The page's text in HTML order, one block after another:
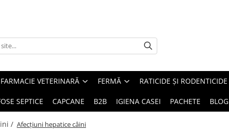
FARMACIE VETERINARĂ FERMĂ RATICIDE ȘI RODENTICIDE
SEPTICE CAPCANE B2B IGIENA CASEI PACHETE BLOG
/ Afecțiuni hepatice câini